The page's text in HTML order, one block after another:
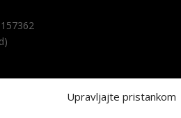
Upravljajte pristankom